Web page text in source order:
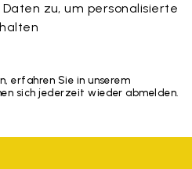
zu, um personalisierte
erfahren Sie in unserem
sich jederzeit wieder abmelden.